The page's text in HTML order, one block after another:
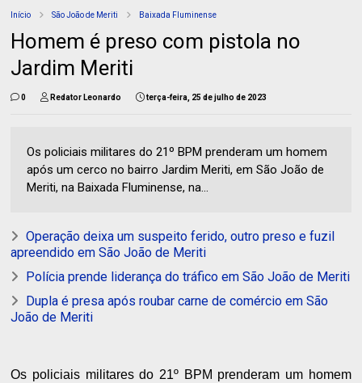
Início São João de Meriti Baixada Fluminense
Homem é preso com pistola no
Jardim Meriti
0 Redator Leonardo terça-feira, 25 de julho de 2023
Os policiais militares do 21º BPM prenderam um homem
após um cerco no bairro Jardim Meriti, em São João de
Meriti, na Baixada Fluminense, na...
Operação deixa um suspeito ferido, outro preso e fuzil
apreendido em São João de Meriti
Polícia prende liderança do tráfico em São João de Meriti
Dupla é presa após roubar carne de comércio em São
João de Meriti
Os policiais militares do 21º BPM prenderam um homem